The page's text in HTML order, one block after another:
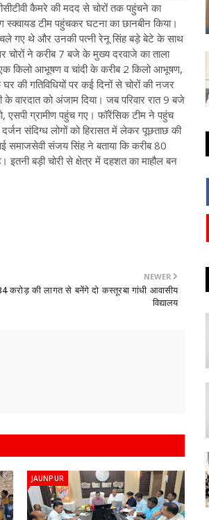
कैमरे की मदद से चोरों तक पहुंचने का
टीम पहुंचकर घटना का छानबीन किया।
चले गए थे और उनकी पत्नी रेनू सिंह बड़े बेटे के साथ
ने करीब 7 बजे के मुख्य दरवाजे का ताला
किलो आभूषण व चांदी के करीब 2 किलो आभूषण,
गतिविधियों पर कई दिनों से चोरों की नजर
को अंजाम दिया। जब परिवार रात 9 बजे
ग्रामीण पहुंच गए। फॉरेंसिक टीम ने पहुंच
संदिग्ध लोगों को हिरासत में लेकर पूछताछ की
समाजसेवी संजय सिंह ने बताया कि करीब 80
बड़ी चोरी से क्षेत्र में दहशत का माहौल बन
NEWER
करोड़ की लागत से बनेंगे दो कस्तूरबा गांधी आवासीय
विद्यालय
JAUNPUR